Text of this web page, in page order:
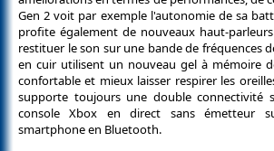
Gen 2 voit par exemple l'autonomie de sa
profite également de nouveaux haut-
restituer le son sur une bande de fréquences
en cuir utilisent un nouveau gel à mémoire
confortable et mieux laisser respirer les
supporte toujours une double connectivité
console Xbox en direct sans émetteur
smartphone en Bluetooth.